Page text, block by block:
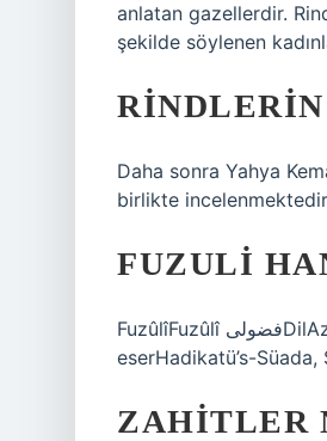
anlatan gazellerdir.
şekilde söylenen
Daha sonra Yahya
birlikte
FUZULI
FuzûlîFuzûlî فضولیDilAzerbaycan, Farsça ve ArapçaDönem16. yüzyılEdebi akımDivan edebiyatıÖnemli
eserHadikatü’s-Süada,
ZAHITLER